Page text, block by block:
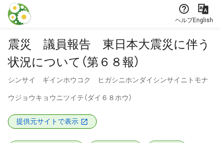
本文に飛ぶ
ヘルプEnglish
震災 議員報告 東日本大震災に伴う
状況について（第６８報）
シンサイ ギインホウコク ヒガシニホンダイシンサイニトモナ
ウジョウキョウニツイテ（ダイ６８ホウ）
提供元サイトで表示